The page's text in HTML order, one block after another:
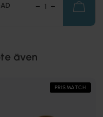
även
PRISMATCH